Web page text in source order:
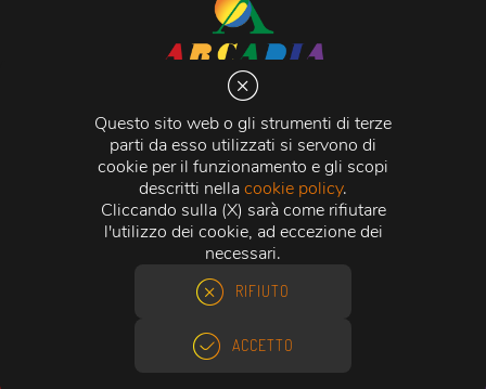
Questo sito web o gli strumenti di terze
parti da esso utilizzati si servono di
cookie per il funzionamento e gli scopi
descritti nellacookie policy.
Cliccando sulla (X) sarà come rifiutare
l'utilizzo dei cookie, ad eccezione dei
necessari.
RIFIUTO
ACCETTO
ACQUISTO RAPIDO
Via Martiri della Libertà 20066 Melzo (MI)
C.C.I.A.A. - R.E.A di Milano n. 1427910
Registro delle Imprese di Milano n. 338392 -
Fiscale e Partita Iva11015840157 | Capitale Sociale
500.000,00 i.v.
Credits:Crea Informatica S.r.l. 2026 © Tutti i diritti
riservati.